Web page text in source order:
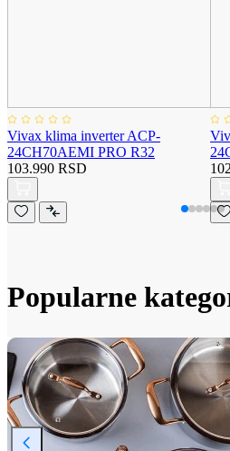
Vivax klima inverter ACP-
24CH70AEMI PRO R32
103.990 RSD
Popularne